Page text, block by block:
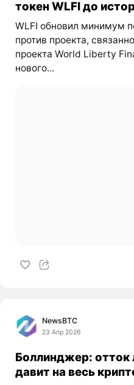
токен WLFI до
WLFI обновил минимум
против проекта,
проекта World Liberty
нового...
NewsBTC
23 Апр 2026
Боллинджер:
давит на весь